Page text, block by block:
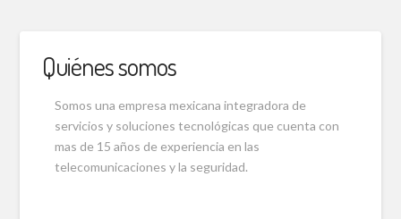
Quiénes somos
Somos una empresa mexicana integradora de
servicios y soluciones tecnológicas que cuenta con
mas de 15 años de experiencia en las
telecomunicaciones y la seguridad.